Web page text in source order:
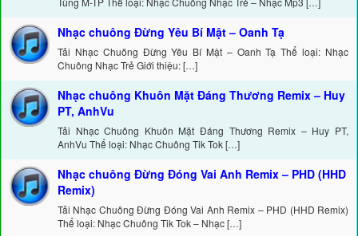
Nhạc chuông Đừng Yêu Bí Mật – Oanh Tạ
Tải Nhạc Chuông Đừng Yêu Bí Mật – Oanh Tạ Thể loại: Nhạc
Chuông Nhạc Trẻ Giới thiệu: […]
Nhạc chuông Khuôn Mặt Đáng Thương Remix – Huy
PT, AnhVu
Tải Nhạc Chuông Khuôn Mặt Đáng Thương Remix – Huy PT,
AnhVu Thể loại: Nhạc Chuông Tik Tok […]
Nhạc chuông Đừng Đóng Vai Anh Remix – PHD (HHD
Remix)
Tải Nhạc Chuông Đừng Đóng Vai Anh Remix – PHD (HHD Remix)
Thể loại: Nhạc Chuông Tik Tok – Nhạc […]